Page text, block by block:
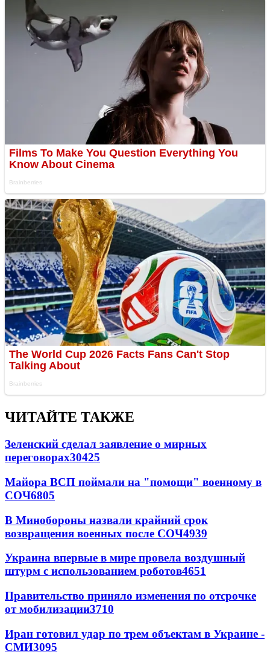
ЧИТАЙТЕ ТАКЖЕ
Зеленский сделал заявление о мирных
переговорах30425
Майора ВСП поймали на "помощи" военному в
СОЧ6805
В Минобороны назвали крайний срок
возвращения военных после СОЧ4939
Украина впервые в мире провела воздушный
штурм с использованием роботов4651
Правительство приняло изменения по отсрочке
от мобилизации3710
Иран готовил удар по трем объектам в Украине -
СМИ3095